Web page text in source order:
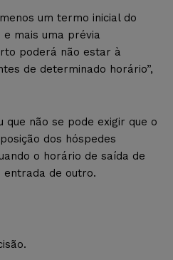
um termo inicial do
mais uma prévia
poderá não estar à
de determinado horário”,
que não se pode exigir que o
dos hóspedes
o horário de saída de
entrada de outro.